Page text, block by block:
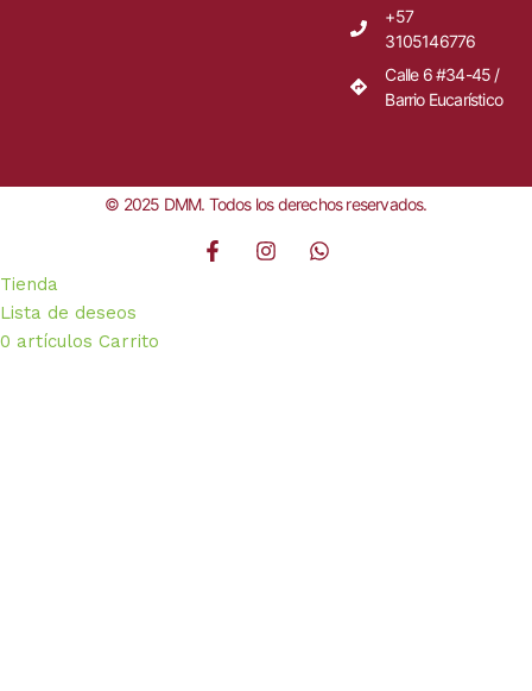
+57
3105146776
Calle 6 #34-45 /
Barrio Eucarístico
© 2025 DMM. Todos los derechos reservados.
Tienda
Lista de deseos
0 artículos Carrito